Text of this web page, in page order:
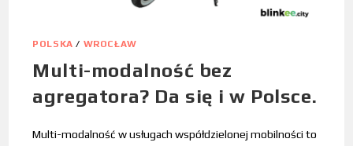
POLSKA / WROCŁAW
Multi-modalność bez
agregatora? Da się i w Polsce.
Multi-modalność w usługach współdzielonej mobilności to